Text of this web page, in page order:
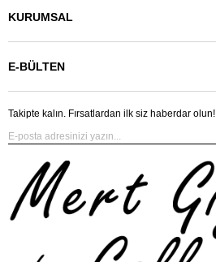
KURUMSAL
E-BÜLTEN
Takipte kalın. Fırsatlardan ilk siz haberdar olun!